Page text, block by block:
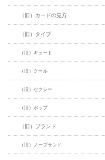
（旧）カードの見方
（旧）タイプ
（旧）キュート
（旧）クール
（旧）セクシー
（旧）ポップ
（旧）ブランド
（旧）ノーブランド